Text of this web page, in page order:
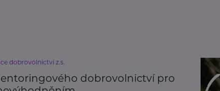
dobrovolnictví z.s.
dobrovolnictví pro